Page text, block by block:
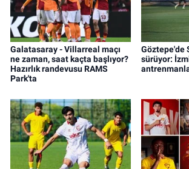
Galatasaray - Villarreal maçı
ne zaman, saat kaçta başlıyor?
Hazırlık randevusu RAMS
Park'ta
Göztepe'de
sürüyor: